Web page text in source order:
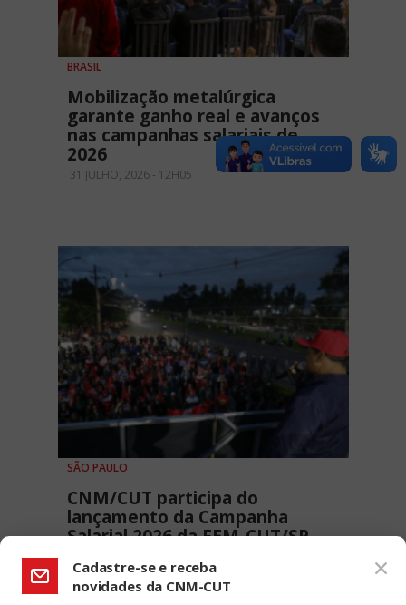
BRASIL
Mobilização metalúrgica
garante ganho real e avanços
nas campanhas salariais de
2026
31 JULHO, 2026 - 12H05
SÃO PAULO
CNM/CUT participa do
lançamento da Campanha
Salarial 2026 da FEM-CUT/SP
Cadastre-se e receba
novidades da CNM-CUT